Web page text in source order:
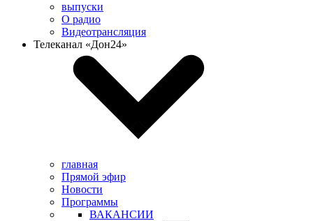
выпуски
О радио
Видеотрансляция
Телеканал «Дон24»
главная
Прямой эфир
Новости
Программы
ВАКАНСИИ